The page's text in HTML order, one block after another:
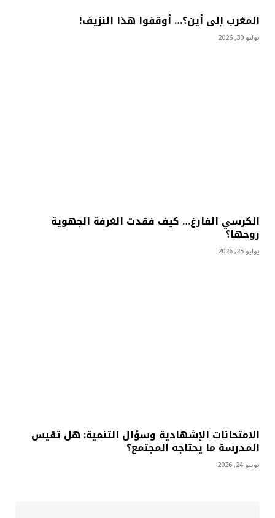
المغرب إلى أين؟… أوقفوا هذا النزيف!
يوليو 30, 2026
الكرسي الفارغ… كيف فقدت الغرفة الجهوية
روحها؟
يوليو 25, 2026
الامتحانات الإشهادية وسؤال التنمية: هل تقيس
المدرسة ما يحتاجه المجتمع؟
يونيو 24, 2026